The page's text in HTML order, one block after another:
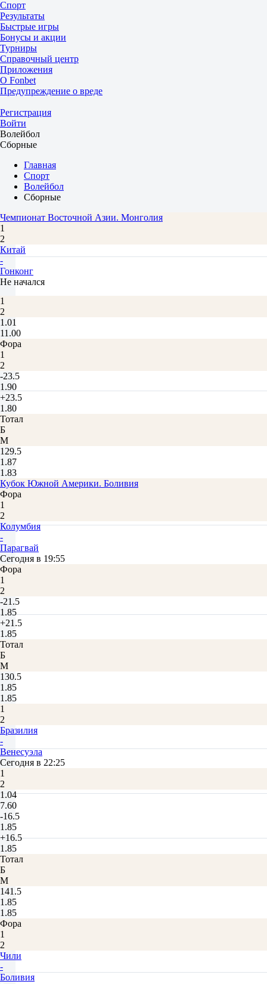
Спорт
Результаты
Быстрые игры
Бонусы и акции
Турниры
Справочный центр
Приложения
О Fonbet
Предупреждение о вреде
Регистрация
Войти
Волейбол
Сборные
Главная
Спорт
Волейбол
Сборные
Чемпионат Восточной Азии. Монголия
1
2
Китай
-
Гонконг
Не начался
1
2
1.01
11.00
Фора
1
2
-23.5
1.90
+23.5
1.80
Тотал
Б
М
129.5
1.87
1.83
Кубок Южной Америки. Боливия
Фора
1
2
Колумбия
-
Парагвай
Сегодня в 19:55
Фора
1
2
-21.5
1.85
+21.5
1.85
Тотал
Б
М
130.5
1.85
1.85
1
2
Бразилия
-
Венесуэла
Сегодня в 22:25
1
2
1.04
7.60
-16.5
1.85
+16.5
1.85
Тотал
Б
М
141.5
1.85
1.85
Фора
1
2
Чили
-
Боливия